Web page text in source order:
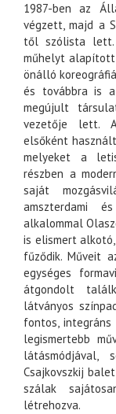
1987-ben az
végzett, majd a
től szólista lett.
műhelyt alapított
önálló
és továbbra is
megújult
vezetője lett.
elsőként
melyeket a
részben a
saját
amszterdami
alkalommal
is elismert
fűződik. Műveit
egységes
átgondolt
látványos
fontos, integráns
legismertebb
látásmódjával,
Csajkovszkij
szálak
létrehozva.